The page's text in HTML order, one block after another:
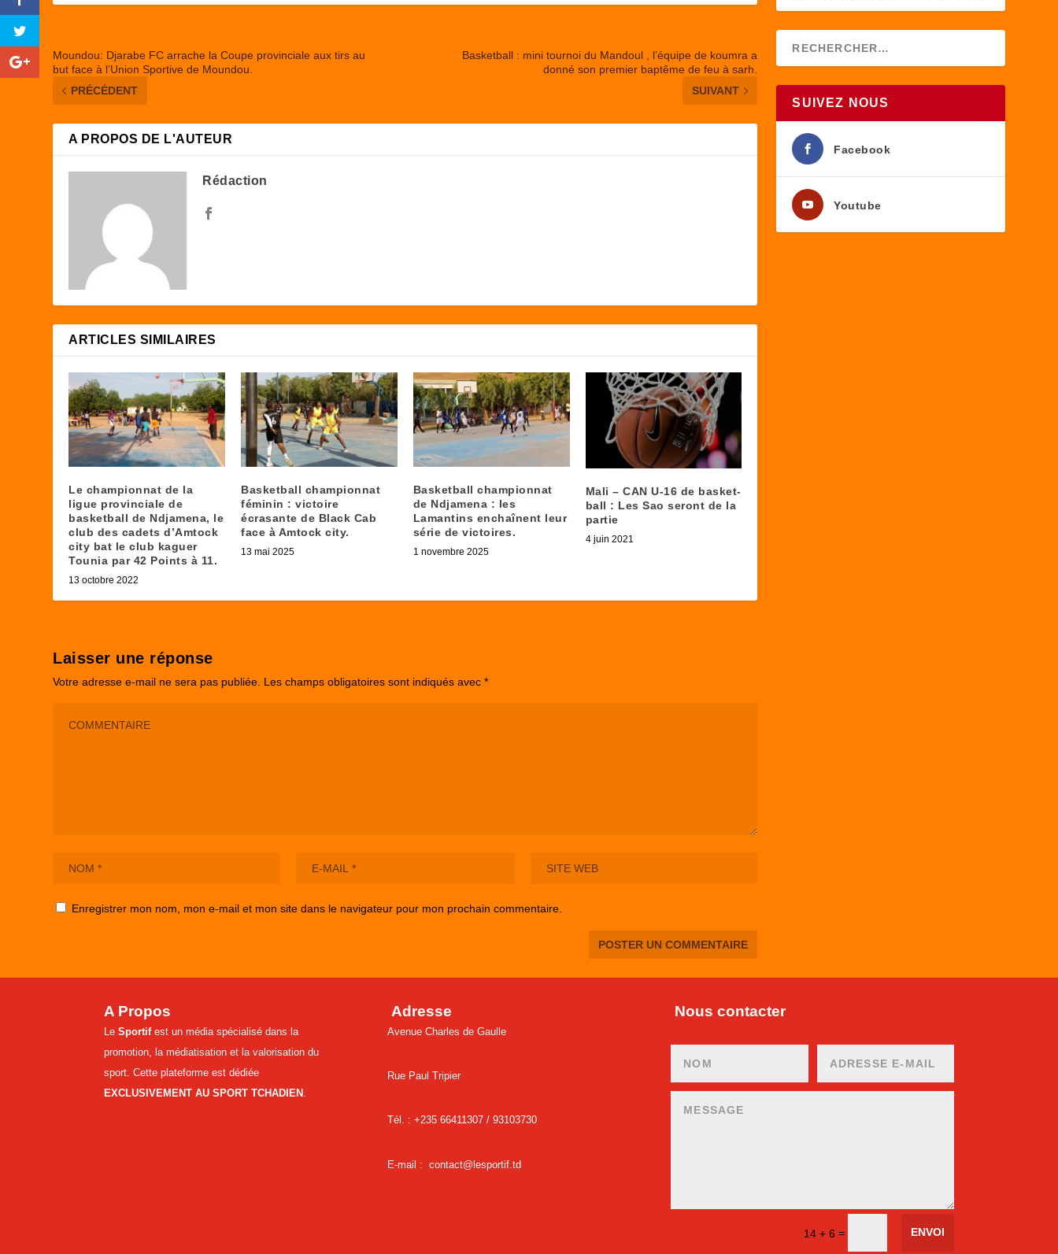
Moundou: Djarabe FC arrache la Coupe provinciale aux tirs au
but face à l’Union Sportive de Moundou.
PRÉCÉDENT
Basketball : mini tournoi du Mandoul , l’équipe de koumra a
donné son premier baptême de feu à sarh.
SUIVANT
A PROPOS DE L'AUTEUR
Rédaction
ARTICLES SIMILAIRES
Le championnat de la
ligue provinciale de
basketball de Ndjamena, le
club des cadets d’Amtock
city bat le club kaguer
Tounia par 42 Points à 11.
13 octobre 2022
Basketball championnat
féminin : victoire
écrasante de Black Cab
face à Amtock city.
13 mai 2025
Basketball championnat
de Ndjamena : les
Lamantins enchaînent leur
série de victoires.
1 novembre 2025
Mali – CAN U-16 de basket-
ball : Les Sao seront de la
partie
4 juin 2021
Laisser une réponse
Votre adresse e-mail ne sera pas publiée. Les champs obligatoires sont indiqués avec*
Enregistrer mon nom, mon e-mail et mon site dans le navigateur pour mon prochain commentaire.
SUIVEZ NOUS
Facebook
Youtube
A Propos
Le Sportifest un média spécialisé dans la
promotion, la médiatisation et la valorisation du
sport. Cette plateforme est dédiée
EXCLUSIVEMENT AU SPORT TCHADIEN
Adresse
Avenue Charles de Gaulle
Rue Paul Tripier
Tél. : +235 66411307 / 93103730
E-mail : contact@lesportif.td
Nous contacter
14 + 6 = ENVOI